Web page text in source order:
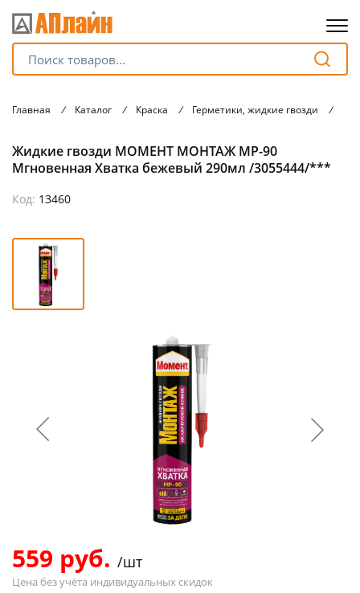
Главная / Каталог / Краска / Герметики, жидкие гвозди /
Жидкие гвозди МОМЕНТ МОНТАЖ MP-90
Мгновенная Хватка бежевый 290мл /3055444/***
Код: 13460
559 руб. /шт
Цена без учёта индивидуальных скидок
оплатуна части
График платежей
Сегодня
25%
Добавляйте товары
Оплачивайте сегодня только
% картой любого банка
выбранный способом